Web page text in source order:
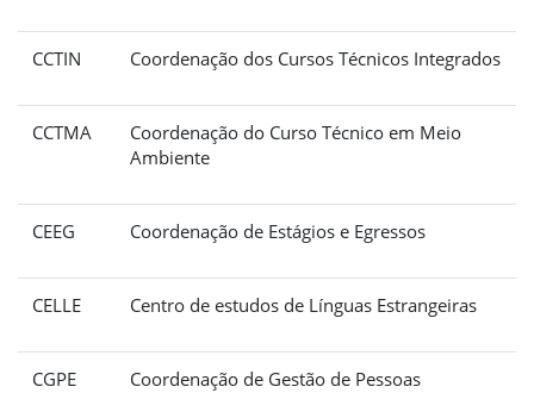
CCTIN Coordenação dos Cursos Técnicos Integrados
CCTMA
Coordenação do Curso Técnico em Meio
Ambiente
CEEG Coordenação de Estágios e Egressos
CELLE Centro de estudos de Línguas Estrangeiras
CGPE Coordenação de Gestão de Pessoas